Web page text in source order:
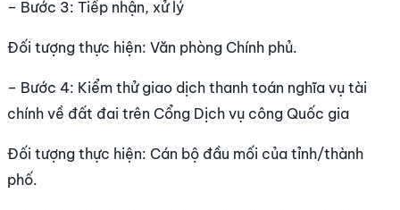
– Bước 3: Tiếp nhận, xử lý
Đối tượng thực hiện: Văn phòng Chính phủ.
– Bước 4: Kiểm thử giao dịch thanh toán nghĩa vụ tài
chính về đất đai trên Cổng Dịch vụ công Quốc gia
Đối tượng thực hiện: Cán bộ đầu mối của tỉnh/thành
phố.